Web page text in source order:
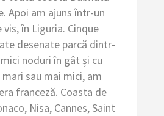
Apoi am ajuns într-un
în Liguria. Cinque
desenate parcă dintr-
noduri în gât și cu
sau mai mici, am
franceză. Coasta de
Nisa, Cannes, Saint